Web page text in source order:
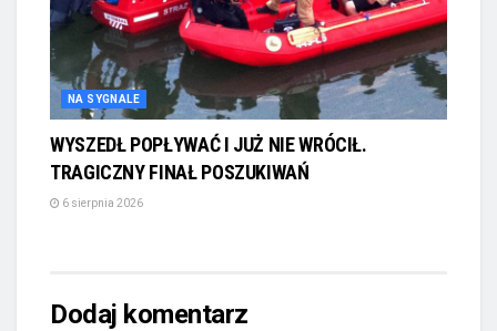
NA SYGNALE
WYSZEDŁ POPŁYWAĆ I JUŻ NIE WRÓCIŁ.
TRAGICZNY FINAŁ POSZUKIWAŃ
6 sierpnia 2026
Dodaj komentarz